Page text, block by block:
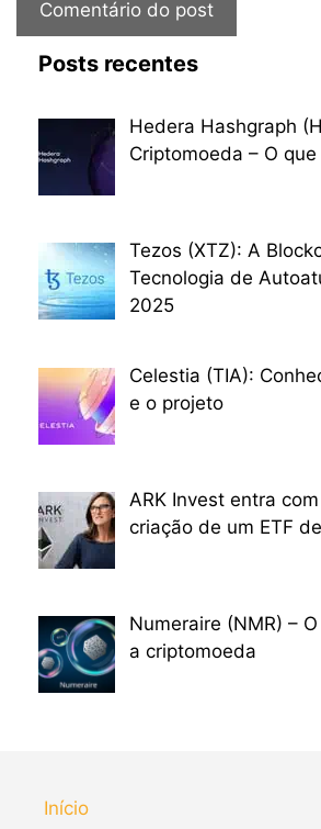
Posts recentes
Hedera Hashgraph
Criptomoeda – O que
Tezos (XTZ): A
Tecnologia de
2025
Celestia (TIA):
e o projeto
ARK Invest entra
criação de um ETF
Numeraire (NMR) –
a criptomoeda
Início